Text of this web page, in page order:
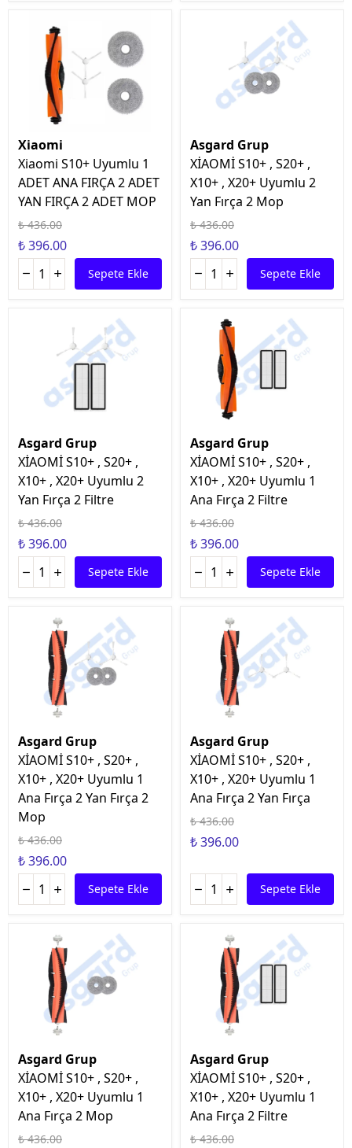
Xiaomi
Xiaomi S10+ Uyumlu 1
ADET ANA FIRÇA 2 ADET
YAN FIRÇA 2 ADET MOP
₺ 436.00
₺ 396.00
Sepete Ekle
Asgard Grup
XİAOMİ S10+ , S20+ ,
X10+ , X20+ Uyumlu 2
Yan Fırça 2 Mop
₺ 436.00
₺ 396.00
Sepete Ekle
Asgard Grup
XİAOMİ S10+ , S20+ ,
X10+ , X20+ Uyumlu 2
Yan Fırça 2 Filtre
₺ 436.00
₺ 396.00
Sepete Ekle
Asgard Grup
XİAOMİ S10+ , S20+ ,
X10+ , X20+ Uyumlu 1
Ana Fırça 2 Filtre
₺ 436.00
₺ 396.00
Sepete Ekle
Asgard Grup
XİAOMİ S10+ , S20+ ,
X10+ , X20+ Uyumlu 1
Ana Fırça 2 Yan Fırça 2
Mop
₺ 436.00
₺ 396.00
Sepete Ekle
Asgard Grup
XİAOMİ S10+ , S20+ ,
X10+ , X20+ Uyumlu 1
Ana Fırça 2 Yan Fırça
₺ 436.00
₺ 396.00
Sepete Ekle
Asgard Grup
XİAOMİ S10+ , S20+ ,
X10+ , X20+ Uyumlu 1
Ana Fırça 2 Mop
₺ 436.00
Asgard Grup
XİAOMİ S10+ , S20+ ,
X10+ , X20+ Uyumlu 1
Ana Fırça 2 Filtre
₺ 436.00